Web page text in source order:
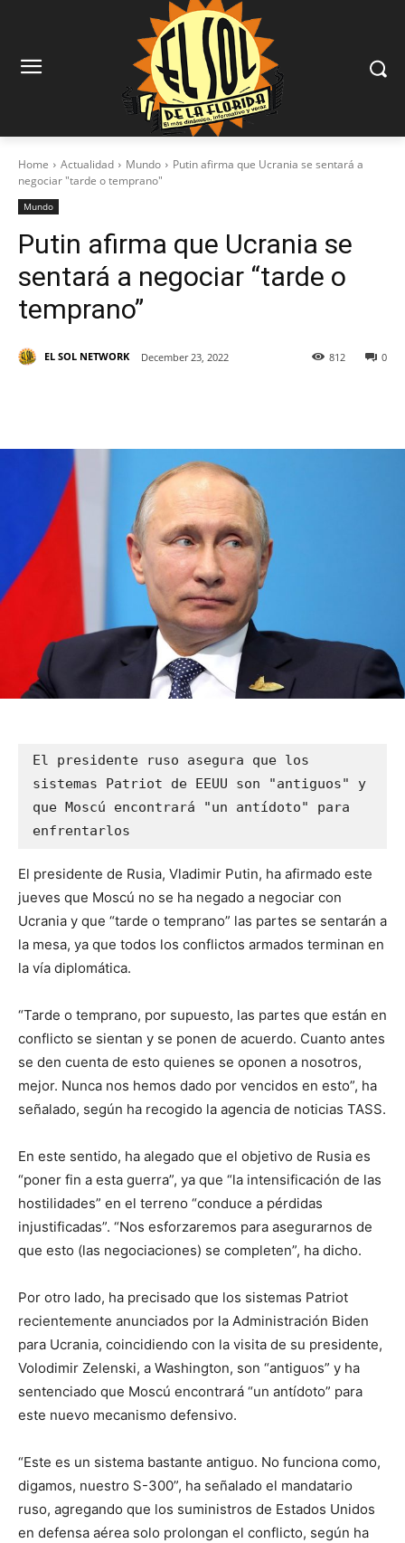
Home Actualidad Mundo
Putin afirma que Ucrania se sentará a
negociar "tarde o temprano"
Mundo
Putin afirma que Ucrania se
sentará a negociar “tarde o
temprano”
EL SOL NETWORK December 23, 2022 0
812
El presidente ruso asegura que los
sistemas Patriot de EEUU son "antiguos" y
que Moscú encontrará "un antídoto" para
enfrentarlos
El presidente de Rusia, Vladimir Putin, ha afirmado este
jueves que Moscú no se ha negado a negociar con
Ucrania y que “tarde o temprano” las partes se sentarán a
la mesa, ya que todos los conflictos armados terminan en
la vía diplomática.
“Tarde o temprano, por supuesto, las partes que están en
conflicto se sientan y se ponen de acuerdo. Cuanto antes
se den cuenta de esto quienes se oponen a nosotros,
mejor. Nunca nos hemos dado por vencidos en esto”, ha
señalado, según ha recogido la agencia de noticias TASS.
En este sentido, ha alegado que el objetivo de Rusia es
“poner fin a esta guerra”, ya que “la intensificación de las
hostilidades” en el terreno “conduce a pérdidas
injustificadas”. “Nos esforzaremos para asegurarnos de
que esto (las negociaciones) se completen”, ha dicho.
Por otro lado, ha precisado que los sistemas Patriot
recientemente anunciados por la Administración Biden
para Ucrania, coincidiendo con la visita de su presidente,
Volodimir Zelenski, a Washington, son “antiguos” y ha
sentenciado que Moscú encontrará “un antídoto” para
este nuevo mecanismo defensivo.
“Este es un sistema bastante antiguo. No funciona como,
digamos, nuestro S-300”, ha señalado el mandatario
ruso, agregando que los suministros de Estados Unidos
en defensa aérea solo prolongan el conflicto, según ha